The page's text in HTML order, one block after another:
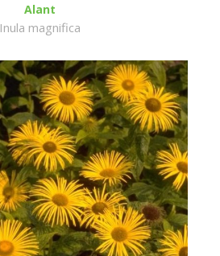
Alant
Inula magnifica